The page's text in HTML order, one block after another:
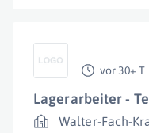
vor 30+ T
Lagerarbeiter -
Walter-Fach-